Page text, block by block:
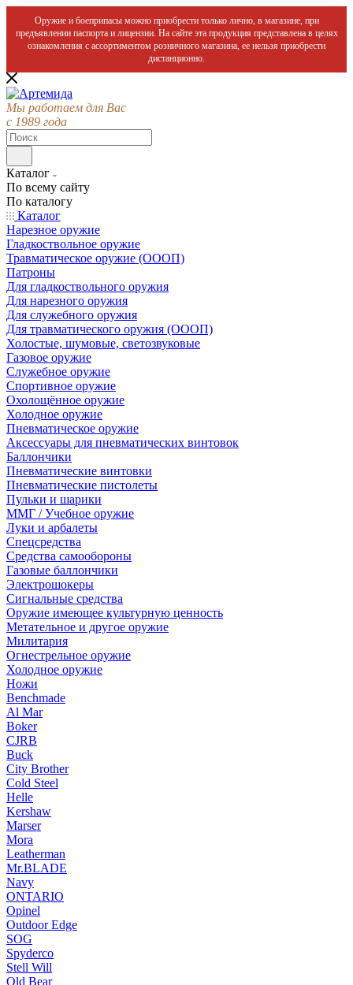
Оружие и боеприпасы можно приобрести только лично, в магазине, при
предъявлении паспорта и лицензии. На сайте эта продукция представлена в целях
ознакомления с ассортиментом розничного магазина, ее нельзя приобрести
дистанционно.
Мы работаем для Вас
с 1989 года
Каталог
По всему сайту
По каталогу
Каталог
Нарезное оружие
Гладкоствольное оружие
Травматическое оружие (ОООП)
Патроны
Для гладкоствольного оружия
Для нарезного оружия
Для служебного оружия
Для травматического оружия (ОООП)
Холостые, шумовые, светозвуковые
Газовое оружие
Служебное оружие
Спортивное оружие
Охолощённое оружие
Холодное оружие
Пневматическое оружие
Аксессуары для пневматических винтовок
Баллончики
Пневматические винтовки
Пневматические пистолеты
Пульки и шарики
ММГ / Учебное оружие
Луки и арбалеты
Спецсредства
Средства самообороны
Газовые баллончики
Электрошокеры
Сигнальные средства
Оружие имеющее культурную ценность
Метательное и другое оружие
Милитария
Огнестрельное оружие
Холодное оружие
Ножи
Benchmade
Al Mar
Boker
CJRB
Buck
City Brother
Cold Steel
Helle
Kershaw
Marser
Mora
Leatherman
Mr.BLADE
Navy
ONTARIO
Opinel
Outdoor Edge
SOG
Spyderco
Stell Will
Old Bear